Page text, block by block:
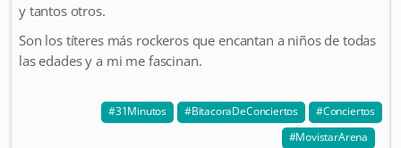
y tantos otros.
Son los títeres más rockeros que encantan a niños de todas
las edades y a mi me fascinan.
31Minutos BitacoraDeConciertos
Conciertos
MovistarArena